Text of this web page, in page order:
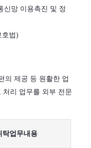
신망 이용촉진 및 정
호법)
의 제공 등 원활한 업
처리 업무를 외부 전문
탁업무내용